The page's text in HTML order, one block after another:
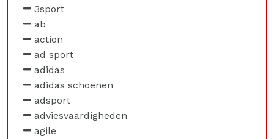
3sport
ab
action
ad sport
adidas
adidas schoenen
adsport
adviesvaardigheden
agile